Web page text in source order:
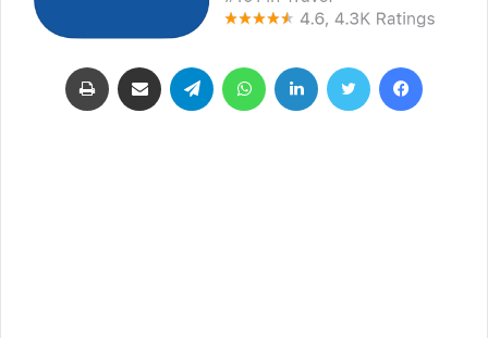
فيسبوك تويتر لينكدإن واتساب تيلقرام مشاركة عبر البريد